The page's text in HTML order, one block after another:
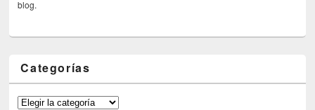
blog.
Categorías
Categorías